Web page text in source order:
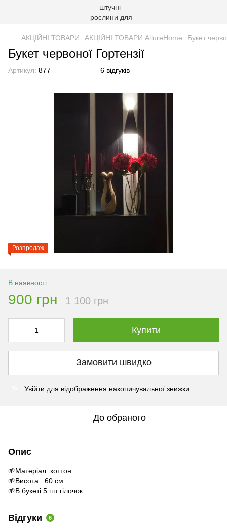
АКЦІЙНІ ТОВАРИ АКЦІЙНІ ТОВАРИ AllureHome Букет
Букет червоної Гортензії
Артикул: 877 6 відгуків
Розпродаж
В наявності
900 грн 1 100 грн
Купити
Замовити швидко
Увійти для відображення накопичувальної знижки
До обраного
Опис
🌱Матеріал: коттон
🌱Висота : 60 см
🌱В букеті 5 шт гілочок
Відгуки 6